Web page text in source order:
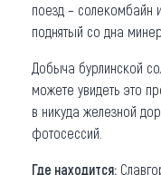
поезд – солекомбайн
поднятый со дна
Добыча бурлинской
можете увидеть это
в никуда железной
фотосессий.
Где находится: